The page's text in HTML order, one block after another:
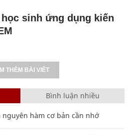
sinh ứng dụng kiến
THÊM BÀI VIẾT
Bình luận nhiều
hàm cơ bản cần nhớ